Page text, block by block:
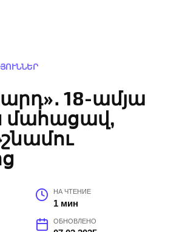
18-ամյա
մահացավ,
НА ЧТЕНИЕ
1 мин
ОБНОВЛЕНО